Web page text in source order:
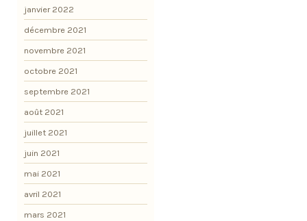
janvier 2022
décembre 2021
novembre 2021
octobre 2021
septembre 2021
août 2021
juillet 2021
juin 2021
mai 2021
avril 2021
mars 2021